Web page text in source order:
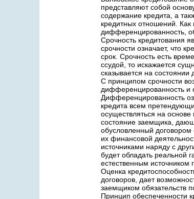
представляют собой
содержание кредита, а
кредитных отношений. Как
дифференцированность,
Срочность кредитования
срочности означает, что
срок. Срочность есть
ссудой, то искажается
сказывается на
С принципом срочности
дифференцированность и
Дифференцированность
кредита всем
осуществляться на
состояние заемщика,
обусловленный договором
их финансовой
источниками наряду с
будет обладать реальной
естественным источником
Оценка
договоров, дает
заемщиком обязательств
Принцип обеспеченности